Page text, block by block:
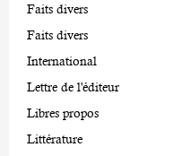
Faits divers
Faits divers
International
Lettre de l'éditeur
Libres propos
Littérature